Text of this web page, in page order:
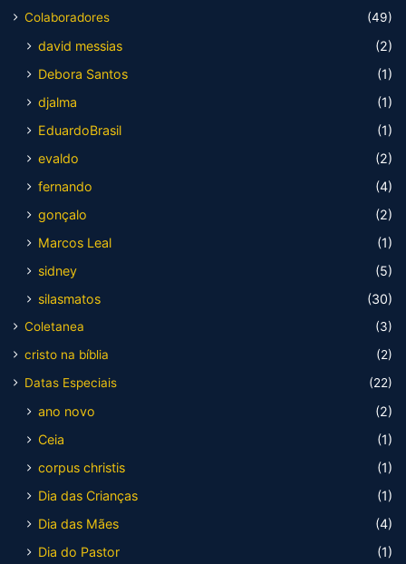
Colaboradores (49)
david messias
(2)
Debora Santos
(1)
djalma
(1)
EduardoBrasil
(1)
evaldo
(2)
fernando
(4)
gonçalo
(2)
Marcos Leal
(1)
sidney
(5)
silasmatos
(30)
Coletanea
(3)
cristo na bíblia
(2)
Datas Especiais
(22)
ano novo
(2)
Ceia
(1)
corpus christis
(1)
Dia das Crianças
(1)
Dia das Mães
(4)
Dia do Pastor
(1)